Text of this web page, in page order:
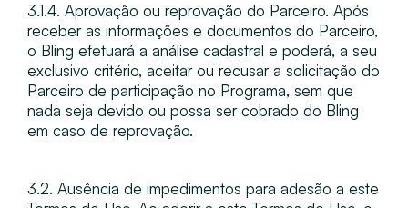
3.1.4. Aprovação ou reprovação do Parceiro​. Após
receber as informações e documentos do Parceiro,
o Bling efetuará a análise cadastral e poderá, a seu
exclusivo critério, aceitar ou recusar a solicitação do
Parceiro de participação no Programa, sem que
nada seja devido ou possa ser cobrado do Bling
em caso de reprovação.
3.2. Ausência de impedimentos para adesão a este